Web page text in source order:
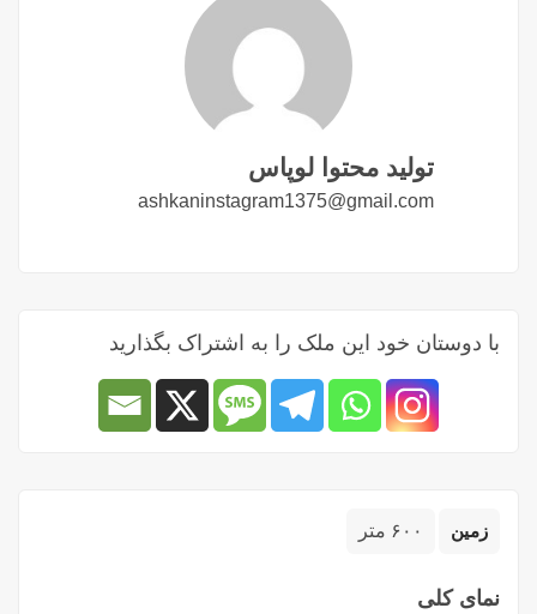
زمین ۶۰۰ متر
نمای کلی
تولید محتوا لوپاس
ashkaninstagram1375@gmail.com
با دوستان خود این ملک را به اشتراک بگذارید